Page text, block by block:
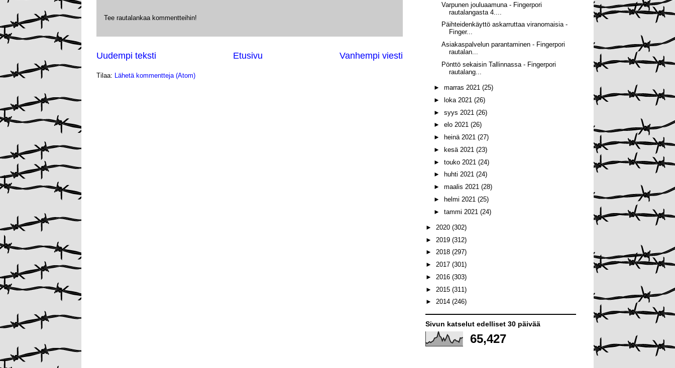
Tee rautalankaa kommentteihin!
Uudempi teksti Vanhempi viesti
Etusivu
Tilaa: Lähetä kommentteja (Atom)
Varpunen jouluaamuna - Fingerpori
rautalangasta 4....
Päihteidenkäyttö askarruttaa viranomaisia -
Finger...
Asiakaspalvelun parantaminen - Fingerpori
rautalan...
Pönttö sekaisin Tallinnassa - Fingerpori
rautalang...
► marras 2021 (25)
►
loka 2021 (26)
► syys 2021 (26)
► elo 2021 (26)
►
heinä 2021 (27)
►
kesä 2021 (23)
► touko 2021 (24)
►
huhti 2021 (24)
► maalis 2021 (28)
►
helmi 2021 (25)
► tammi 2021 (24)
► 2020 (302)
► 2019 (312)
► 2018 (297)
► 2017 (301)
► 2016 (303)
► 2015 (311)
► 2014 (246)
Sivun katselut edelliset 30 päivää
65,427